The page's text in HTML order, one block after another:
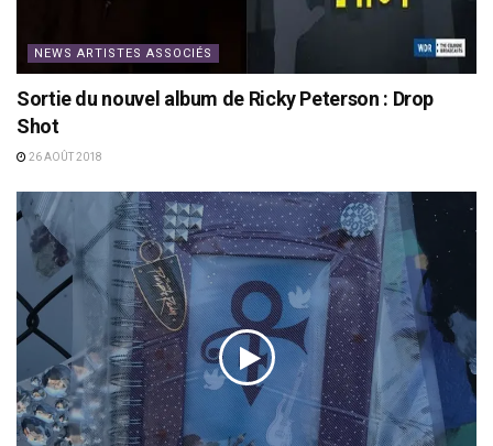
NEWS ARTISTES ASSOCIÉS
Sortie du nouvel album de Ricky Peterson : Drop
Shot
26 AOÛT 2018